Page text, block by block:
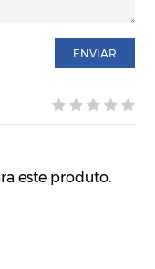
ENVIAR
este produto.